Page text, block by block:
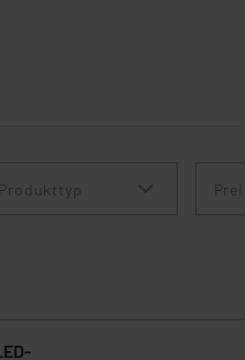
Produkttyp